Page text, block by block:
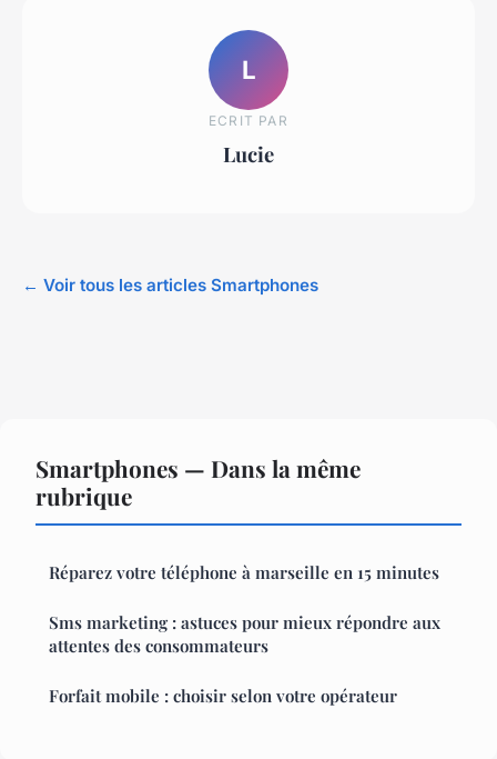
L
ECRIT PAR
Lucie
← Voir tous les articles Smartphones
Smartphones — Dans la même
rubrique
Réparez votre téléphone à marseille en 15 minutes
Sms marketing : astuces pour mieux répondre aux
attentes des consommateurs
Forfait mobile : choisir selon votre opérateur